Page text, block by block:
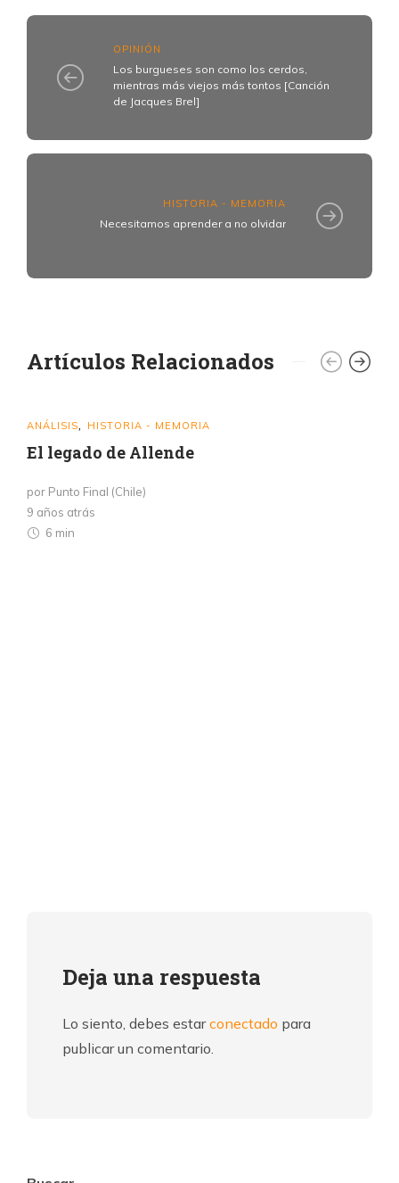
OPINIÓN
Los burgueses son como los cerdos,
mientras más viejos más tontos [Canción
de Jacques Brel]
HISTORIA - MEMORIA
Necesitamos aprender a no olvidar
Artículos Relacionados
ANÁLISIS HISTORIA - MEMORIA
El legado de Allende
por Punto Final (Chile)
9 años atrás
6 min
Deja una respuesta
Lo siento, debes estarconectado para
publicar un comentario.